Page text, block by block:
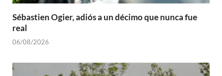
Sébastien Ogier, adiós a un décimo que nunca fue
real
06/08/2026